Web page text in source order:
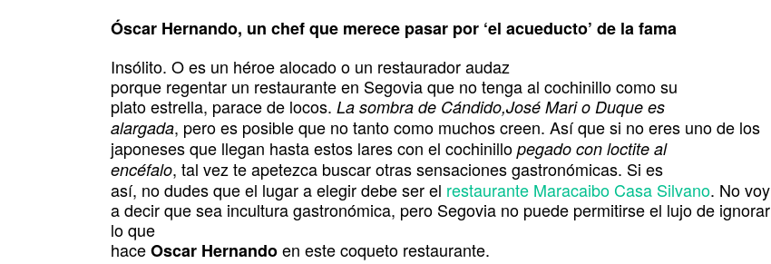
Óscar Hernando, un chef que merece pasar por ‘el acueducto’ de la fama
Insólito. O es un héroe alocado o un restaurador audaz
porque regentar un restaurante en Segovia que no tenga al cochinillo como su
plato estrella, parace de locos. La sombra de Cándido,José Mari o Duque es
alargada, pero es posible que no tanto como muchos creen. Así que si no eres uno de los
japoneses que llegan hasta estos lares con el cochinillo pegado con loctite al
encéfalo, tal vez te apetezca buscar otras sensaciones gastronómicas. Si es
así, no dudes que el lugar a elegir debe ser el restaurante Maracaibo Casa Silvano. No voy
a decir que sea incultura gastronómica, pero Segovia no puede permitirse el lujo de ignorar
lo que
haceOscar Hernandoen este coqueto restaurante.